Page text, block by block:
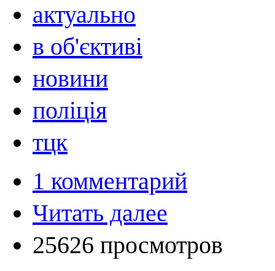
актуально
в об'єктиві
новини
поліція
тцк
1 комментарий
Читать далее
25626 просмотров